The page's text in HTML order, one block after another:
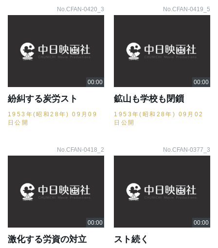
No.CFAN-0420_3
紛糾する炭労スト
1953年(昭和28年) 09月09
日公開
No.CFAN-0419_5
鉱山も学校も閉鎻
1953年(昭和28年) 09月02
日公開
No.CFAN-0418_2
激化する労資の対立
No.CFAN-0377_3
スト続く